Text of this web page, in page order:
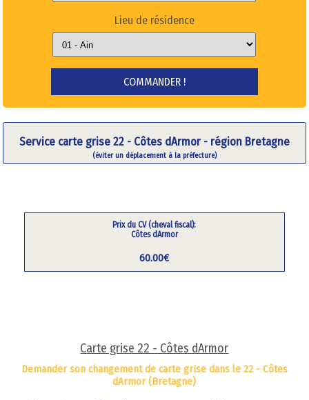
Lieu de résidence
Service carte grise 22 - Côtes dArmor - région Bretagne
(éviter un déplacement à la préfecture)
Prix du CV (cheval fiscal):
Côtes dArmor
60.00€
Carte grise 22 - Côtes dArmor
Demander son changement de carte grise dans le 22 - Côtes
dArmor (Bretagne)